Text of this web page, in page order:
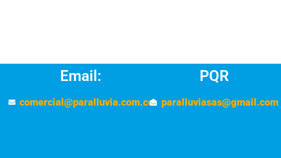
Email:
comercial@paralluvia.com.co
PQR
paralluviasas@gmail.com